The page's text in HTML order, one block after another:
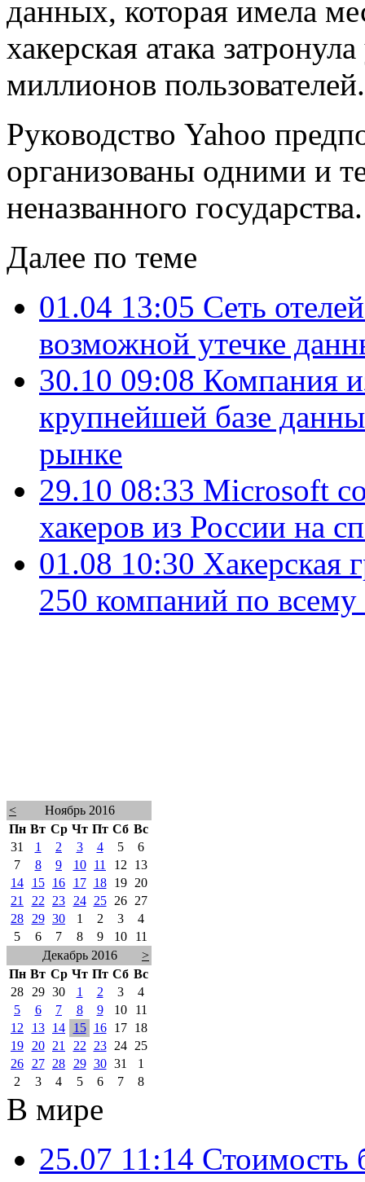
данных, которая имела
хакерская атака
миллионов пользователей.
Руководство Yahoo
организованы одними и
неназванного государства.
Далее по теме
01.04 13:05 Сеть
возможной утечке
30.10 09:08 Компания
крупнейшей базе
рынке
29.10 08:33 Microsoft
хакеров из России на
01.08 10:30 Хакерская
250 компаний по
<
Ноябрь 2016
Пн Вт Ср Чт Пт Сб Вс
31
1 2 3 4 5
6
7
8 9 10 11 12
13
14
15 16 17 18 19
20
21
22 23 24 25 26
27
28
29 30 1 2 3
4
5
6 7 8 9 10
11
Декабрь 2016
>
Пн Вт Ср Чт Пт Сб Вс
28
29 30 1 2 3
4
5
6 7 8 9 10
11
12
13 14 15 16 17
18
19
20 21 22 23 24
25
26
27 28 29 30 31
1
2
3 4 5 6 7 8
В мире
25.07 11:14 Стоимость